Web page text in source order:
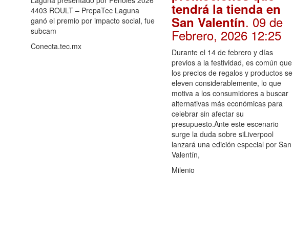
4403 ROULT – PrepaTec Laguna
ganó el premio por impacto social, fue
subcam
Conecta.tec.mx
tendrá la tienda en
San Valentín. 09 de
Febrero, 2026 12:25
Durante el 14 de febrero y días
previos a la festividad, es común que
los precios de regalos y productos se
eleven considerablemente, lo que
motiva a los consumidores a buscar
alternativas más económicas para
celebrar sin afectar su
presupuesto.Ante este escenario
surge la duda sobre siLiverpool
lanzará una edición especial por San
Valentín,
Milenio